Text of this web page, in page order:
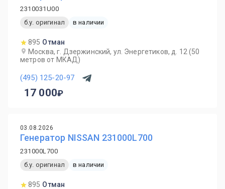
2310031U00
б.у. оригинал
в наличии
895 Отман
Москва, г. Дзержинский, ул. Энергетиков, д. 12 (50
метров от МКАД)
(495) 125-20-97
17 000
03.08.2026
Генератор NISSAN 231000L700
231000L700
б.у. оригинал
в наличии
895 Отман